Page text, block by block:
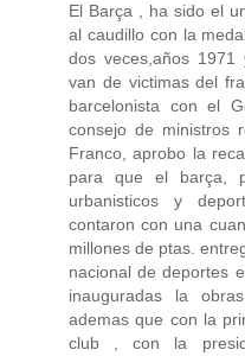
El Barça , ha sido el
al caudillo con la
dos veces,años
van de victimas del
barcelonista con el
consejo de ministros
Franco, aprobo la
para que el barça,
urbanisticos y
contaron con una
millones de ptas.
nacional de deportes
inauguradas la
ademas que con la
club , con la